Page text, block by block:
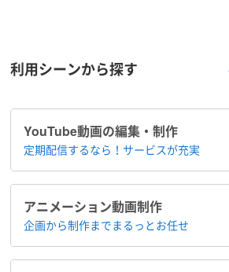
利用シーンから探す
YouTube動画の編集・制作
定期配信するなら！​サービスが充実
アニメーション​動画制作
企画から制作まで​まるっとお任せ